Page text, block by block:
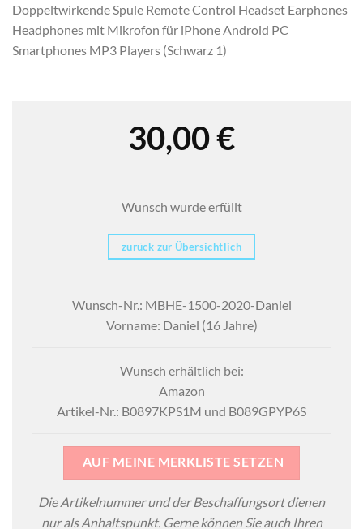
Doppeltwirkende Spule Remote Control Headset Earphones
Headphones mit Mikrofon für iPhone Android PC
Smartphones MP3 Players (Schwarz 1)
30,00€
Wunsch wurde erfüllt
zurück zur Übersichtlich
Wunsch-Nr.: MBHE-1500-2020-Daniel
Vorname: Daniel (16 Jahre)
Wunsch erhältlich bei:
Amazon
Artikel-Nr.: B0897KPS1M und B089GPYP6S
AUF MEINE MERKLISTE SETZEN
Die Artikelnummer und der Beschaffungsort dienen
nur als Anhaltspunkt. Gerne können Sie auch Ihren